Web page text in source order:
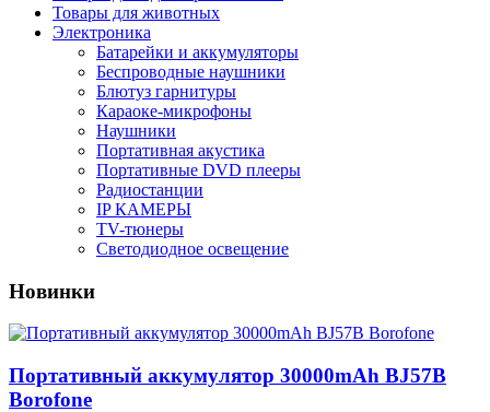
Товары для животных
Электроника
Батарейки и аккумуляторы
Беспроводные наушники
Блютуз гарнитуры
Караоке-микрофоны
Наушники
Портативная акустика
Портативные DVD плееры
Радиостанции
IP КАМЕРЫ
TV-тюнеры
Светодиодное освещение
Новинки
Портативный аккумулятор 30000mAh BJ57B
Borofone